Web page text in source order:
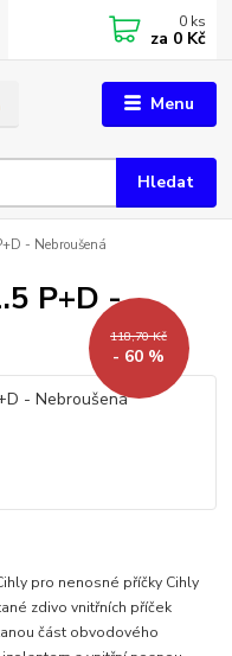
Menu
Hledat
0 ks
za 0 Kč
- Nebroušená
P+D -
118,70 Kč
- 60 %
pro nenosné příčky Cihly
zdivo vnitřních příček
část obvodového